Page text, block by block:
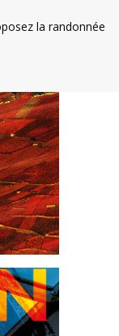
la randonnée